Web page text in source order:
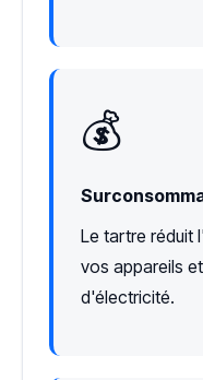
💰
Le tartre réduit
vos appareils
d'électricité.